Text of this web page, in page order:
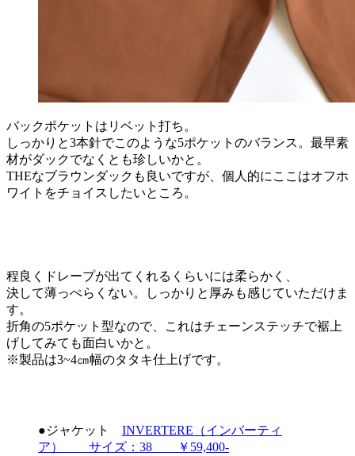
バックポケットはリベット打ち。
しっかりと3本針でこのような5ポケットのバランス。最早素
材がダックでなくとも珍しいかと。
THEなブラウンダックも良いですが、個人的にここはオフホ
ワイトをチョイスしたいところ。
程良くドレープが出てくれるくらいには柔らかく、
決して薄っぺらくない。しっかりと厚みも感じていただけま
す。
折角の5ポケット型なので、これはチェーンステッチで裾上
げしてみても面白いかと。
※製品は3~4㎝幅のタタキ仕上げです。
●ジャケット INVERTERE（インバーティ
ア） サイズ：38 ￥59,400-